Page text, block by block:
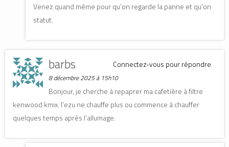
Venez quand même pour qu’on regarde la panne et qu’on
statut.
Connectez-vous pour répondre
barbs
8 décembre 2025 à 15h10
Bonjour, je cherche à repaprer ma cafetière à filtre
kenwood kmix. l’ezu ne chauffe plus ou commence à chauffer
quelques temps après l’allumage.